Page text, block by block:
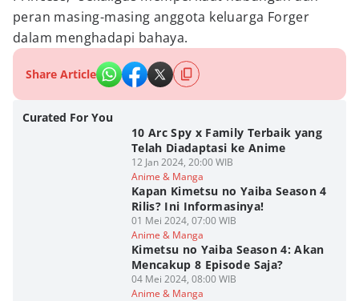
peran masing-masing anggota keluarga Forger
dalam menghadapi bahaya.
Share Article
Curated For You
10 Arc Spy x Family Terbaik yang
Telah Diadaptasi ke Anime
12 Jan 2024, 20:00 WIB
Anime & Manga
Kapan Kimetsu no Yaiba Season 4
Rilis? Ini Informasinya!
01 Mei 2024, 07:00 WIB
Anime & Manga
Kimetsu no Yaiba Season 4: Akan
Mencakup 8 Episode Saja?
04 Mei 2024, 08:00 WIB
Anime & Manga